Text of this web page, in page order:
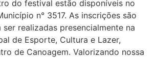
do festival estão disponíveis no
n° 3517. As inscrições são
realizadas presencialmente na
de Esporte, Cultura e Lazer,
de Canoagem. Valorizando nossa